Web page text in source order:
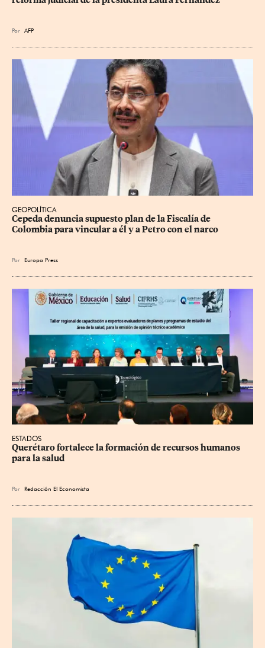
Por AFP
GEOPOLÍTICA
Cepeda denuncia supuesto plan de la Fiscalía de
Colombia para vincular a él y a Petro con el narco
Por Europa Press
ESTADOS
Querétaro fortalece la formación de recursos humanos
para la salud
Por Redacción El Economista